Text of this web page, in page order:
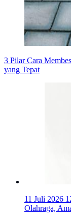
3 Pilar Cara
yang Tepat
11 Juli 2026
Olahraga,